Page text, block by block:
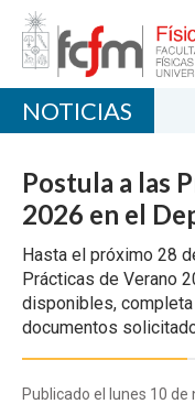
NOTICIAS
Postula a las
2026 en el
Hasta el próximo 28
Prácticas de Verano
disponibles,
documentos
Publicado el lunes 10